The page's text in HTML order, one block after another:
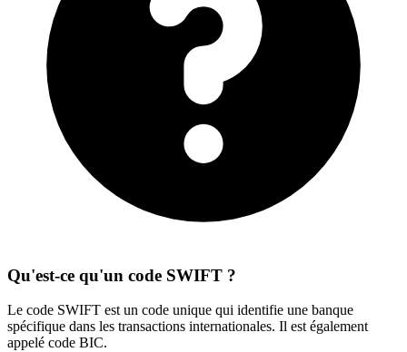
Qu'est-ce qu'un code SWIFT ?
Le code SWIFT est un code unique qui identifie une banque
spécifique dans les transactions internationales. Il est également
appelé code BIC.